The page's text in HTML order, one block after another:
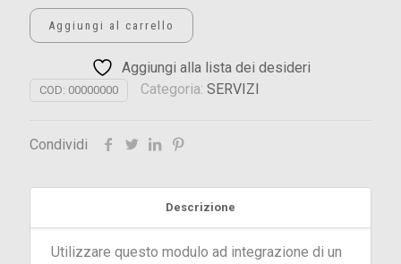
Aggiungi al carrello
Aggiungi alla lista dei desideri
COD: 00000000 Categoria: SERVIZI
Condividi
Descrizione
Utilizzare questo modulo ad integrazione di un